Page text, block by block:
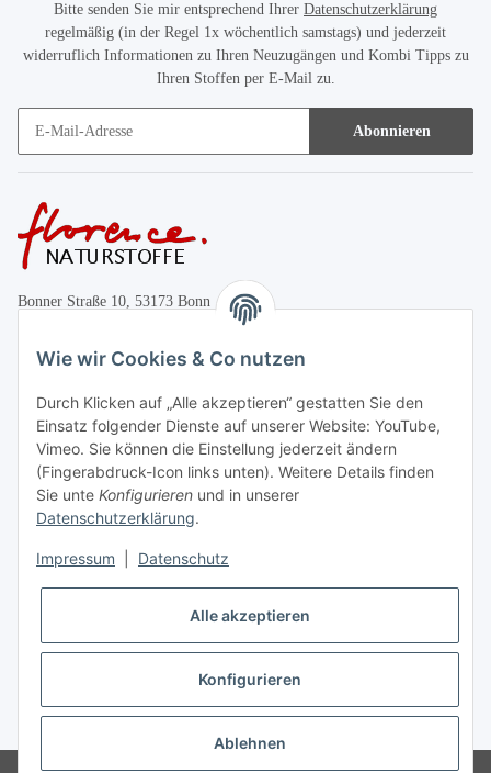
Bitte senden Sie mir entsprechend Ihrer Datenschutzerklärung
regelmäßig (in der Regel 1x wöchentlich samstags) und jederzeit
widerruflich Informationen zu Ihren Neuzugängen und Kombi Tipps zu
Ihren Stoffen per E-Mail zu.
Abonnieren
Bonner Straße 10, 53173 Bonn
Mo.-Fr. 10:00-17:00
Informationen
Gesetzliche Informationen
* Alle Preise inkl. gesetzlicher USt., zzgl.Versand
Wie wir Cookies & Co nutzen
Durch Klicken auf „Alle akzeptieren“ gestatten Sie den
Einsatz folgender Dienste auf unserer Website: YouTube,
Vimeo. Sie können die Einstellung jederzeit ändern
(Fingerabdruck-Icon links unten). Weitere Details finden
Sie unte Konfigurieren und in unserer
Datenschutzerklärung.
Impressum Datenschutz
Alle akzeptieren
Konfigurieren
Ablehnen